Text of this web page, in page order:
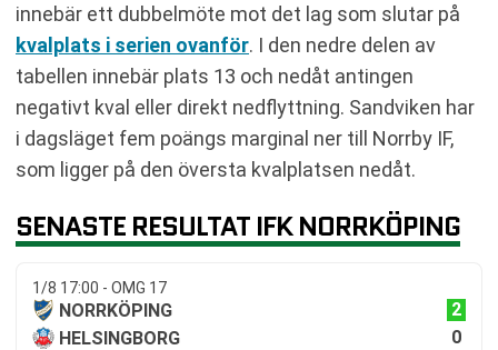
innebär ett dubbelmöte mot det lag som slutar på
kvalplats i serien ovanför. I den nedre delen av
tabellen innebär plats 13 och nedåt antingen
negativt kval eller direkt nedflyttning. Sandviken har
i dagsläget fem poängs marginal ner till Norrby IF,
som ligger på den översta kvalplatsen nedåt.
SENASTE RESULTAT IFK NORRKÖPING
1/8 17:00 - OMG 17
NORRKÖPING
2
HELSINGBORG
0